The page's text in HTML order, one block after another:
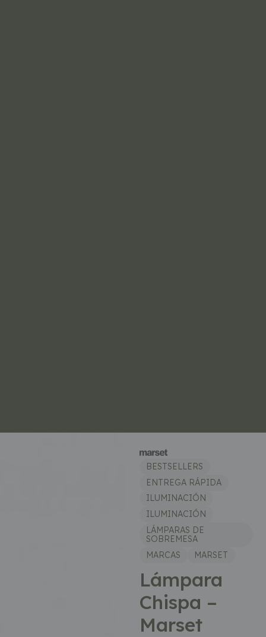
BESTSELLERS
ENTREGA RÁPIDA
ILUMINACIÓN
ILUMINACIÓN
LÁMPARAS DE
SOBREMESA
MARCAS
MARSET
Lámpara
Chispa –
Marset